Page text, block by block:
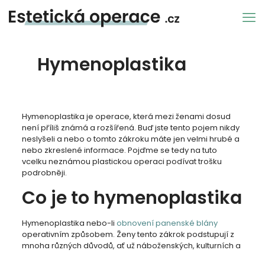
Hymenoplastika
Hymenoplastika je operace, která mezi ženami dosud
není příliš známá a rozšířená. Buď jste tento pojem nikdy
neslyšeli a nebo o tomto zákroku máte jen velmi hrubé a
nebo zkreslené informace. Pojďme se tedy na tuto
vcelku neznámou plastickou operaci podívat trošku
podrobněji.
Co je to hymenoplastika
Hymenoplastika nebo-li obnovení panenské blány
operativním způsobem. Ženy tento zákrok podstupují z
mnoha různých důvodů, ať už náboženských, kulturních a